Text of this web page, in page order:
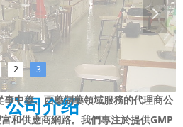
公司介绍
中藥、西藥制藥領域服務的代理商公
和供應商網路。我們專注於提供GMP
2 3
넲